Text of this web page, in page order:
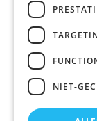
Over PZNL
Pers
Vacatures
Webshop
NIET-